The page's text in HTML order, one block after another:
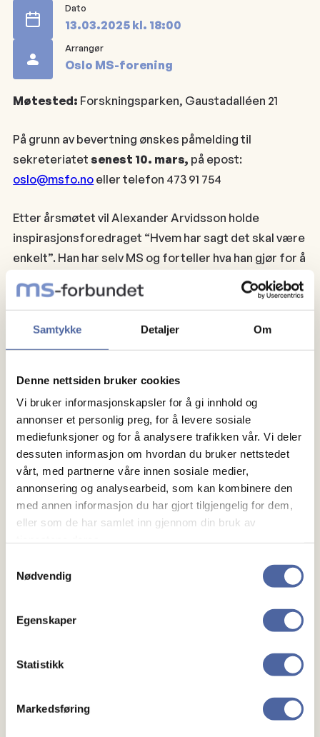
Samtykke Detaljer Om
Denne nettsiden bruker cookies
Vi bruker informasjonskapsler for å gi innhold og
annonser et personlig preg, for å levere sosiale
mediefunksjoner og for å analysere trafikken vår. Vi deler
dessuten informasjon om hvordan du bruker nettstedet
vårt, med partnerne våre innen sosiale medier,
annonsering og analysearbeid, som kan kombinere den
med annen informasjon du har gjort tilgjengelig for dem,
eller som de har samlet inn gjennom din bruk av
Nødvendig
Egenskaper
Statistikk
Markedsføring
Dato
13.03.2025 kl. 18:00
Arrangør
Oslo MS-forening
Møtested: Forskningsparken, Gaustadalléen 21
På grunn av bevertning ønskes påmelding til
sekreteriatetsenest 10. mars, på epost:
oslo@msfo.no eller telefon 473 91 754
Etter årsmøtet vil Alexander Arvidsson holde
inspirasjonsforedraget “Hvem har sagt det skal være
enkelt”. Han har selv MS og forteller hva han gjør for å
Åpning av årsmøtet, godkjenning av innkalling og
Registrering av stemmeberettige
Valg av tellekorps
Valg av sekretær og to personer til å undertegne
protokollen sammen med møteleder
Valg av møteleder
Årsberetning for driftsåret 2024
Regnskap for 2024
Budsjett og handlingsplan for 2025
(velges for to år), samt to varamedlemmer (velges for
Valg av valgkomité (én leder og ett medlem, begge
velges for ett år)